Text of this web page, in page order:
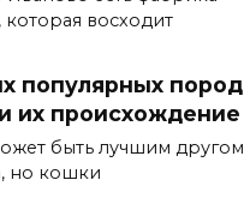
восходит
популярных пород
их происхождение
быть лучшим другом
но кошки